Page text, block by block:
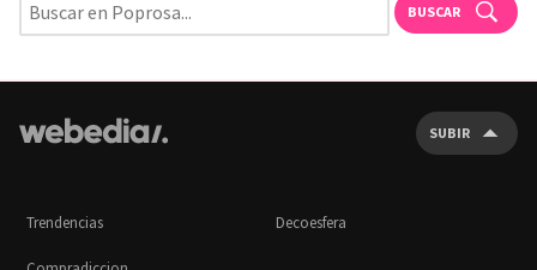
BUSCAR
SUBIR
Trendencias Decoesfera